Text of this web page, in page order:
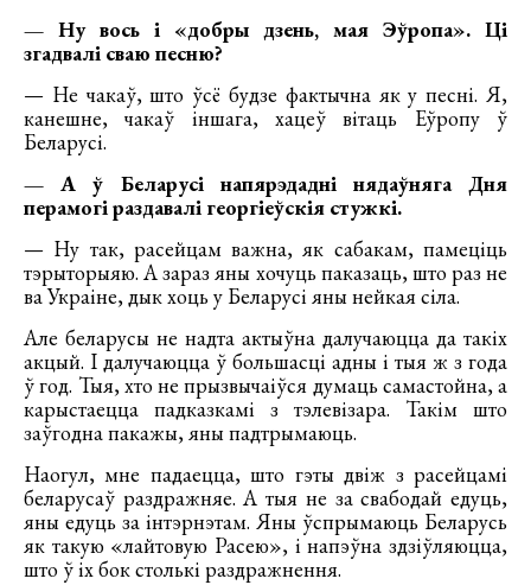
— Ну вось і «добры дзень, мая Эўропа». Ці
згадвалі сваю песню?
— Не чакаў, што ўсё будзе фактычна як у песні. Я,
канешне, чакаў іншага, хацеў вітаць Еўропу ў
Беларусі.
— А ў Беларусі напярэдадні нядаўняга Дня
перамогі раздавалі георгіеўскія стужкі.
— Ну так, расейцам важна, як сабакам, памеціць
тэрыторыяю. А зараз яны хочуць паказаць, што раз не
ва Украіне, дык хоць у Беларусі яны нейкая сіла.
Але беларусы не надта актыўна далучаюцца да такіх
акцый. І далучаюцца ў большасці адны і тыя ж з года
ў год. Тыя, хто не прызвычаіўся думаць самастойна, а
карыстаецца падказкамі з тэлевізара. Такім што
заўгодна пакажы, яны падтрымаюць.
Наогул, мне падаецца, што гэты двіж з расейцамі
беларусаў раздражняе. А тыя не за свабодай едуць,
яны едуць за інтэрнэтам. Яны ўспрымаюць Беларусь
як такую «лайтовую Расею», і напэўна здзіўляюцца,
што ў іх бок столькі раздражнення.